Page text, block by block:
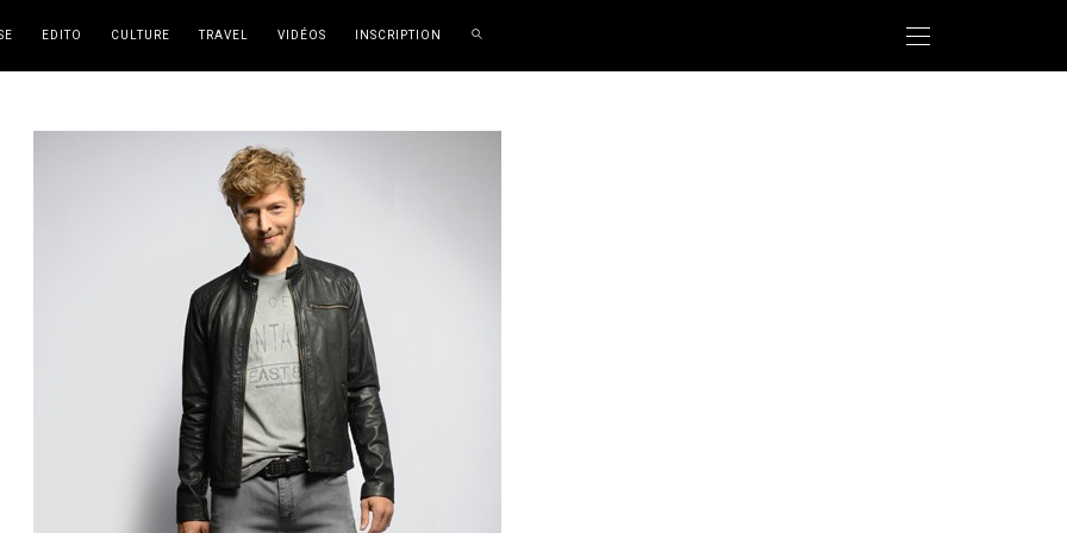
EDITO CULTURE TRAVEL VIDÉOS INSCRIPTION